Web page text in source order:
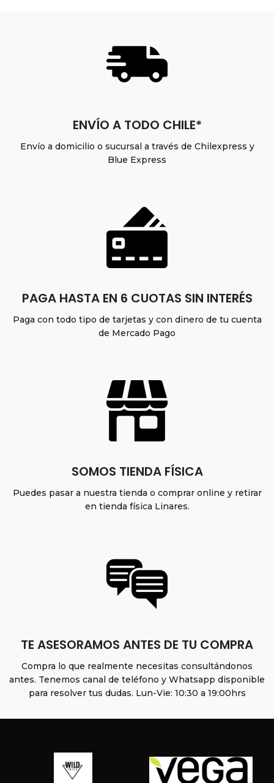
ENVÍO A TODO CHILE*
Envío a domicilio o sucursal a través de Chilexpress y
Blue Express
PAGA HASTA EN 6 CUOTAS SIN INTERÉS
Paga con todo tipo de tarjetas y con dinero de tu cuenta
de Mercado Pago
SOMOS TIENDA FÍSICA
Puedes pasar a nuestra tienda o comprar online y retirar
en tienda física Linares.
TE ASESORAMOS ANTES DE TU COMPRA
Compra lo que realmente necesitas consultándonos
antes. Tenemos canal de teléfono y Whatsapp disponible
para resolver tus dudas. Lun-Vie: 10:30 a 19:00hrs